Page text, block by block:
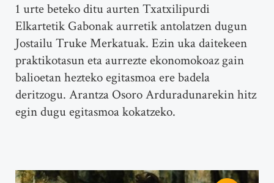
1 urte beteko ditu aurten Txatxilipurdi
Elkartetik Gabonak aurretik antolatzen dugun
Jostailu Truke Merkatuak. Ezin uka daitekeen
praktikotasun eta aurrezte ekonomokoaz gain
balioetan hezteko egitasmoa ere badela
deritzogu. Arantza Osoro Arduradunarekin hitz
egin dugu egitasmoa kokatzeko.